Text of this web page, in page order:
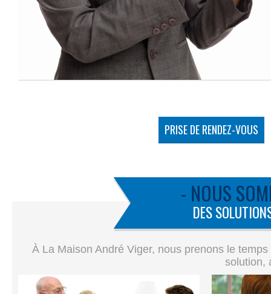
PRISE DE RENDEZ-VOUS
- NOUS
DES
À La Maison André Viger, nous prenons le
solution,